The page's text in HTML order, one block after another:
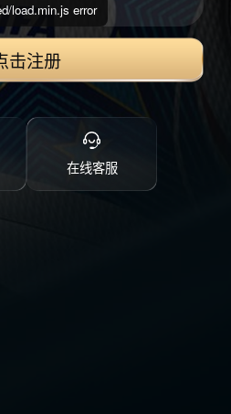
击注册
在线客服
load.min.js error